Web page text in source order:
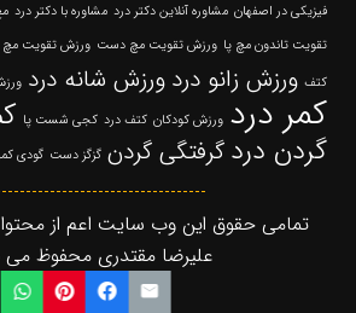
فیزیکی در اصفهان مشاوره آنلاین دکتر درد مشاوره با دکتر درد
تقویت تاندون مچ پا ورزش تقویت مچ دست ورزش تقویت مچ
کتف ورزش زانو درد ورزش شانه درد
کمر درد ورزش کودکان کتف درد کجی شست پا
گردن درد گرفتگی گردن گزگز دست گودی
تمامی حقوق این وب سایت اعم از محتوا
علیرضا مقتدری محفوظ می